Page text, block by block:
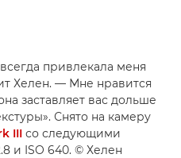
привлекала меня
Хелен. — Мне нравится
заставляет вас дольше
Снято на камеру
III со следующими
и ISO 640. © Хелен